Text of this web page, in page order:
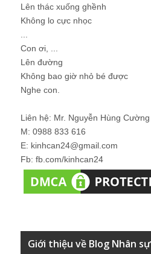
Lên thác xuống ghềnh
Không lo cực nhọc
Con ơi, ...
Lên đường
Không bao giờ nhỏ bé được
Nghe con.
Liên hệ: Mr. Nguyễn Hùng Cường
M: 0988 833 616
E: kinhcan24@gmail.com
Fb: fb.com/kinhcan24
Giới thiệu về Blog Nhân sự